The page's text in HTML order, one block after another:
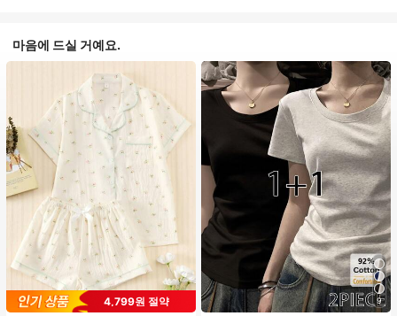
마음에 드실 거예요.
4,799원 절약
9
#2 TOP 3위
에서 피부 친화적 여성 상의, 블라우스 & 티
높은 재방문 고객